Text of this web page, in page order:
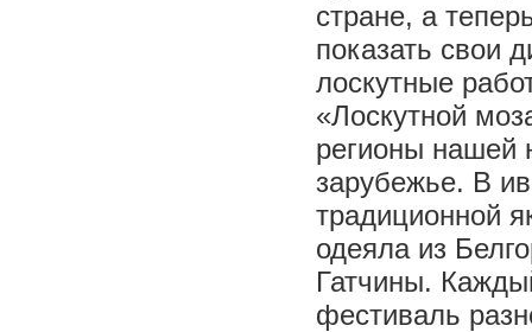
стране, а
показать свои
лоскутные
«Лоскутной
регионы нашей
зарубежье. В
традиционной
одеяла из
Гатчины.
фестиваль